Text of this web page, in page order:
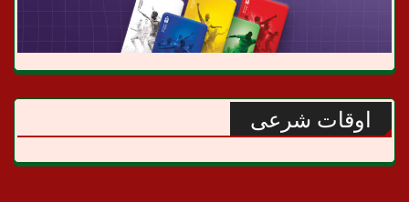
اوقات شرعی